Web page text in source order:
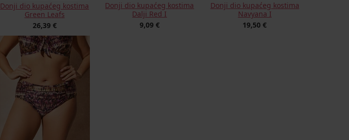
Donji dio kupaćeg kostima
Green Leafs
26,39 €
Donji dio kupaćeg kostima
Dalji Red I
9,09 €
Donji dio kupaćeg kostima
Navyana I
19,50 €